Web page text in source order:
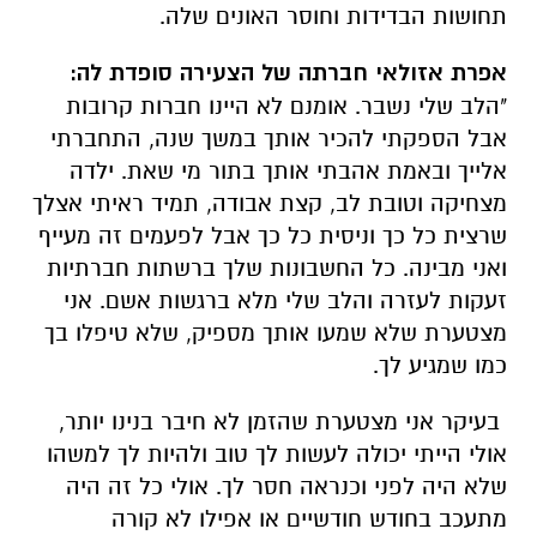
תחושות הבדידות וחוסר האונים שלה.
אפרת אזולאי חברתה של הצעירה סופדת לה:
"הלב שלי נשבר. אומנם לא היינו חברות קרובות
אבל הספקתי להכיר אותך במשך שנה, התחברתי
אלייך ובאמת אהבתי אותך בתור מי שאת. ילדה
מצחיקה וטובת לב, קצת אבודה, תמיד ראיתי אצלך
שרצית כל כך וניסית כל כך אבל לפעמים זה מעייף
ואני מבינה. כל החשבונות שלך ברשתות חברתיות
זעקות לעזרה והלב שלי מלא ברגשות אשם. אני
מצטערת שלא שמעו אותך מספיק, שלא טיפלו בך
כמו שמגיע לך.
בעיקר אני מצטערת שהזמן לא חיבר בנינו יותר,
אולי הייתי יכולה לעשות לך טוב ולהיות לך למשהו
שלא היה לפני וכנראה חסר לך. אולי כל זה היה
מתעכב בחודש חודשיים או אפילו לא קורה